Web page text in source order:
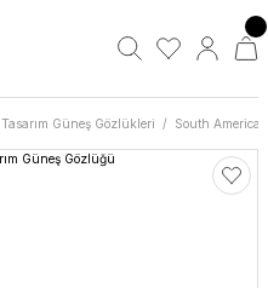
Tasarım Güneş Gözlükleri South America